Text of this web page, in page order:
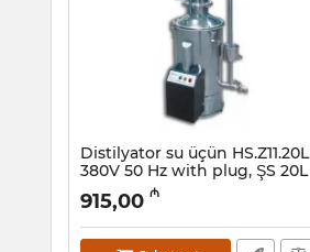
Distilyator su üçün HS.Z11.20L
380V 50 Hz with plug, ŞS 20L
Artikul: 015001026
915,00 ₼